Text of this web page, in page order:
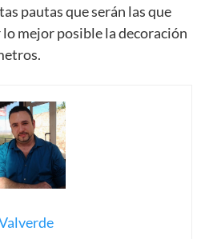
pautas que serán las que
mejor posible la decoración